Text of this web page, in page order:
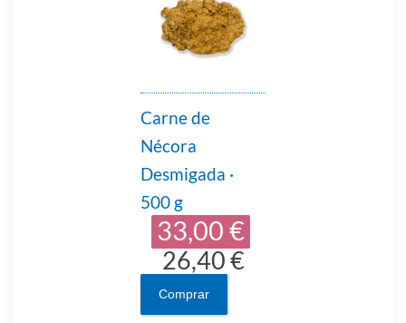
Carne de
Nécora
Desmigada ·
500 g
33,00 €
26,40 €
Comprar